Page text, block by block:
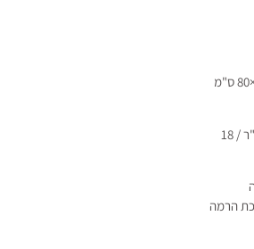
מידות תבניות: 60×80 ס"מ
שטח אפייה: 8.5 מ"ר / 18
הרמה